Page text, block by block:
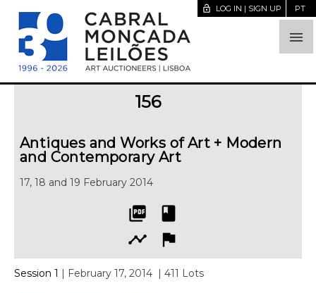

lock_open LOG IN | SIGN UP PT
156
Antiques and Works of Art + Modern
and Contemporary Art
17, 18 and 19 February 2014
picture_as_pdf
book
timeline
flag
Session 1 | February 17, 2014 | 411 Lots